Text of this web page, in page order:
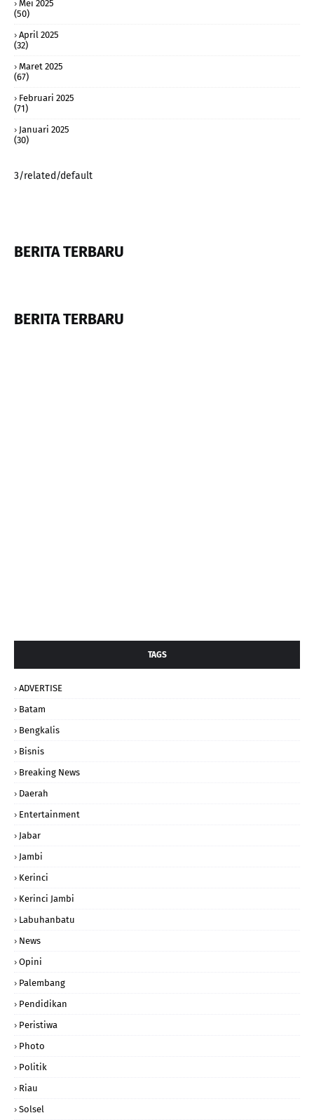
Mei 2025
(50)
April 2025
(32)
Maret 2025
(67)
Februari 2025
(71)
Januari 2025
(30)
3/related/default
BERITA TERBARU
BERITA TERBARU
TAGS
ADVERTISE
Batam
Bengkalis
Bisnis
Breaking News
Daerah
Entertainment
Jabar
Jambi
Kerinci
Kerinci Jambi
Labuhanbatu
News
Opini
Palembang
Pendidikan
Peristiwa
Photo
Politik
Riau
Solsel